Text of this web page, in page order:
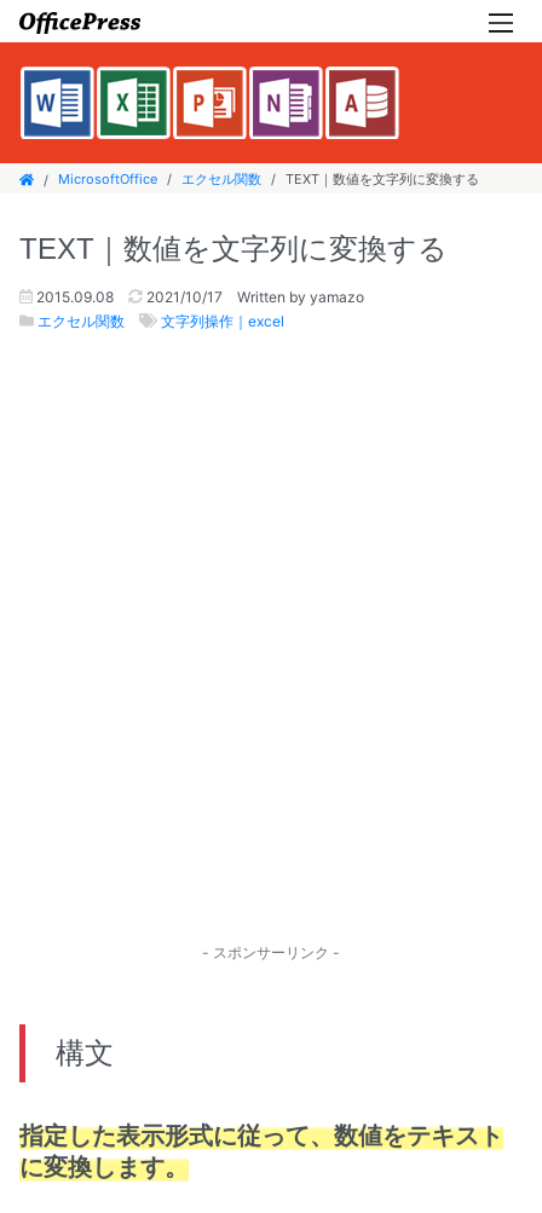
MicrosoftOffice エクセル関数 TEXT｜数値を文字列に変換する
TEXT｜数値を文字列に変換する
2015.09.08 2021/10/17
Written by yamazo
エクセル関数
文字列操作｜excel
- スポンサーリンク -
構文
指定した表示形式に従って、数値をテキスト
に変換します。